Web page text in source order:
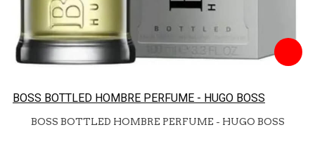
BOSS BOTTLED HOMBRE PERFUME - HUGO BOSS
BOSS BOTTLED HOMBRE PERFUME - HUGO BOSS